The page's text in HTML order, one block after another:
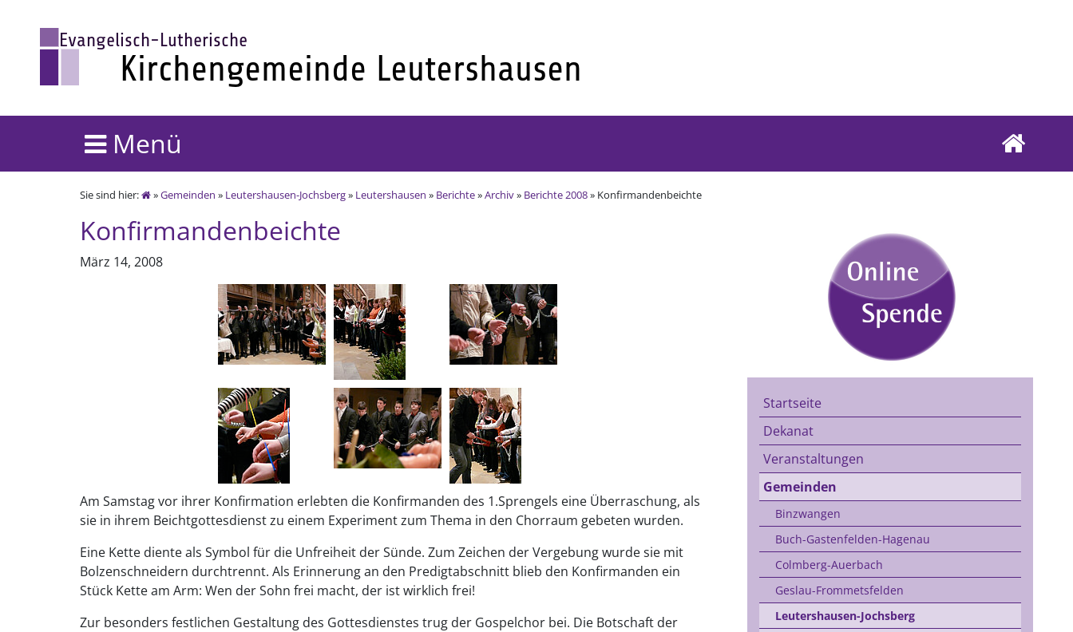
Menü
Sie sind hier: »Gemeinden » Leutershausen-Jochsberg» Leutershausen » Berichte»Archiv» Berichte 2008» Konfirmandenbeichte
Konfirmandenbeichte
März 14, 2008
Am Samstag vor ihrer Konfirmation erlebten die Konfirmanden des 1.Sprengels eine Überraschung, als
sie in ihrem Beichtgottesdienst zu einem Experiment zum Thema in den Chorraum gebeten wurden.
Eine Kette diente als Symbol für die Unfreiheit der Sünde. Zum Zeichen der Vergebung wurde sie mit
Bolzenschneidern durchtrennt. Als Erinnerung an den Predigtabschnitt blieb den Konfirmanden ein
Stück Kette am Arm: Wen der Sohn frei macht, der ist wirklich frei!
Zur besonders festlichen Gestaltung des Gottesdienstes trug der Gospelchor bei. Die Botschaft der
Startseite
Dekanat
Veranstaltungen
Gemeinden
Binzwangen
Buch-Gastenfelden-Hagenau
Colmberg-Auerbach
Geslau-Frommetsfelden
Leutershausen-Jochsberg